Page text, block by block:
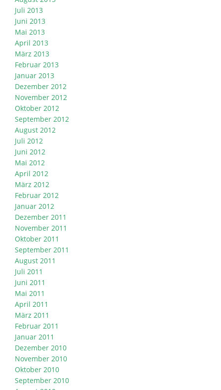
Juli 2013
Juni 2013
Mai 2013
April 2013
März 2013
Februar 2013
Januar 2013
Dezember 2012
November 2012
Oktober 2012
September 2012
August 2012
Juli 2012
Juni 2012
Mai 2012
April 2012
März 2012
Februar 2012
Januar 2012
Dezember 2011
November 2011
Oktober 2011
September 2011
August 2011
Juli 2011
Juni 2011
Mai 2011
April 2011
März 2011
Februar 2011
Januar 2011
Dezember 2010
November 2010
Oktober 2010
September 2010